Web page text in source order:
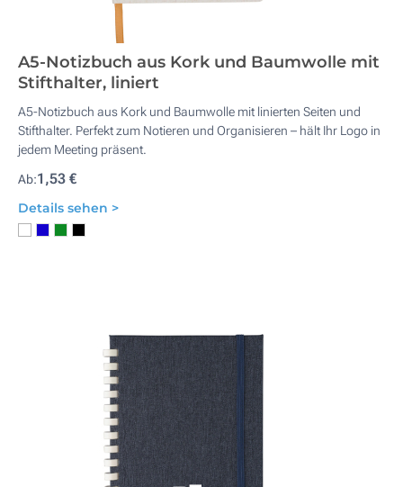
A5-Notizbuch aus Kork und Baumwolle mit
Stifthalter, liniert
A5-Notizbuch aus Kork und Baumwolle mit linierten Seiten und
Stifthalter. Perfekt zum Notieren und Organisieren – hält Ihr Logo in
jedem Meeting präsent.
Ab:1,53 €
Details sehen >